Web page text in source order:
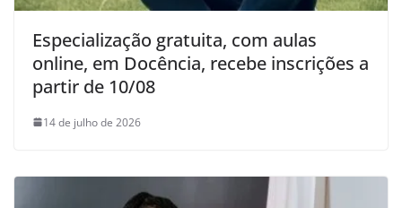
Especialização gratuita, com aulas
online, em Docência, recebe inscrições a
partir de 10/08
14 de julho de 2026